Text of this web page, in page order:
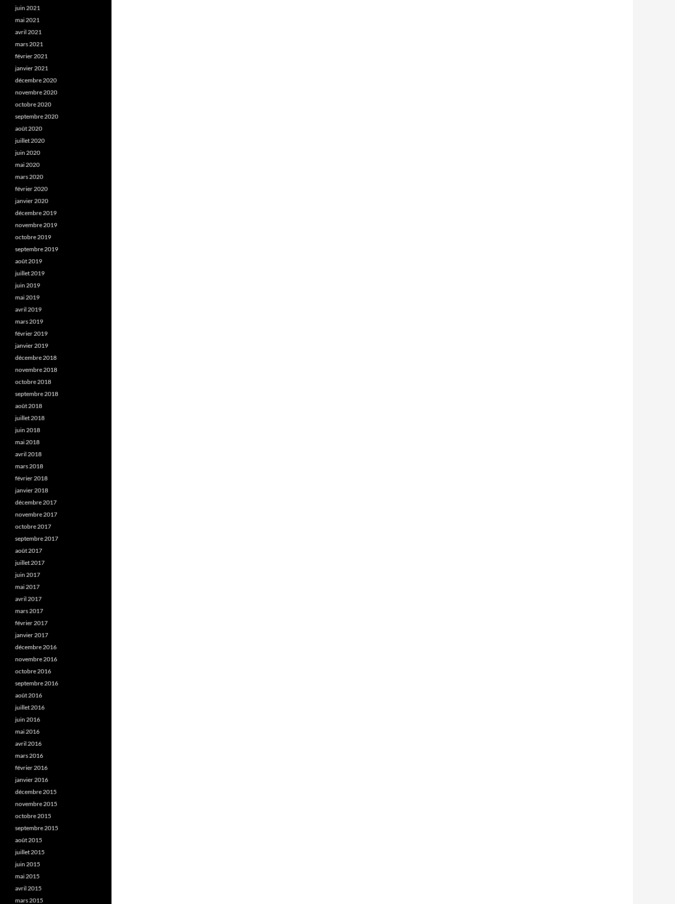
juin 2021
mai 2021
avril 2021
mars 2021
février 2021
janvier 2021
décembre 2020
novembre 2020
octobre 2020
septembre 2020
août 2020
juillet 2020
juin 2020
mai 2020
mars 2020
février 2020
janvier 2020
décembre 2019
novembre 2019
octobre 2019
septembre 2019
août 2019
juillet 2019
juin 2019
mai 2019
avril 2019
mars 2019
février 2019
janvier 2019
décembre 2018
novembre 2018
octobre 2018
septembre 2018
août 2018
juillet 2018
juin 2018
mai 2018
avril 2018
mars 2018
février 2018
janvier 2018
décembre 2017
novembre 2017
octobre 2017
septembre 2017
août 2017
juillet 2017
juin 2017
mai 2017
avril 2017
mars 2017
février 2017
janvier 2017
décembre 2016
novembre 2016
octobre 2016
septembre 2016
août 2016
juillet 2016
juin 2016
mai 2016
avril 2016
mars 2016
février 2016
janvier 2016
décembre 2015
novembre 2015
octobre 2015
septembre 2015
août 2015
juillet 2015
juin 2015
mai 2015
avril 2015
mars 2015